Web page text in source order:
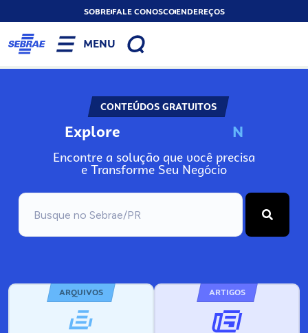
SOBREFALE CONOSCOENDEREÇOS
MENU
CONTEÚDOS GRATUITOS
Explore No
Encontre a solução que você precisa
e Transforme Seu Negócio
ARQUIVOS ARTIGOS